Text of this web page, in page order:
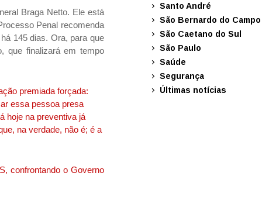
Braga Netto. Ele está
Penal recomenda
145 dias. Ora, para que
que finalizará em tempo
premiada forçada:
essa pessoa presa
hoje na preventiva já
na verdade, não é; é a
confrontando o Governo
Santo André
São Bernardo do Campo
São Caetano do Sul
São Paulo
Saúde
Segurança
Últimas notícias